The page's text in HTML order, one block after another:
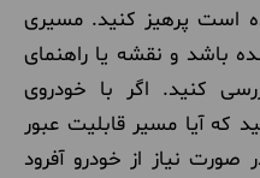
است پرهیز کنید. مسیری
باشد و نقشه یا راهنمای
کنید. اگر با خودروی
آیا مسیر قابلیت عبور
صورت نیاز از خودرو آفرود